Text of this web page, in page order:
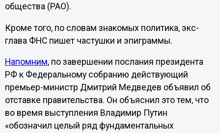
общества (РАО).
Кроме того, по словам знакомых политика, экс-
глава ФНС пишет частушки и эпиграммы.
Напомним, по завершении послания президента
РФ к Федеральному собранию действующий
премьер-министр Дмитрий Медведев объявил об
отставке правительства. Он объяснил это тем, что
во время выступления Владимир Путин
«обозначил целый ряд фундаментальных